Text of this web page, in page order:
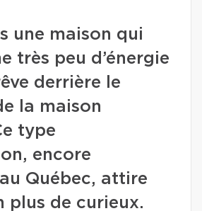
une maison qui
très peu d’énergie
derrière le
la maison
type
encore
Québec, attire
plus de curieux.